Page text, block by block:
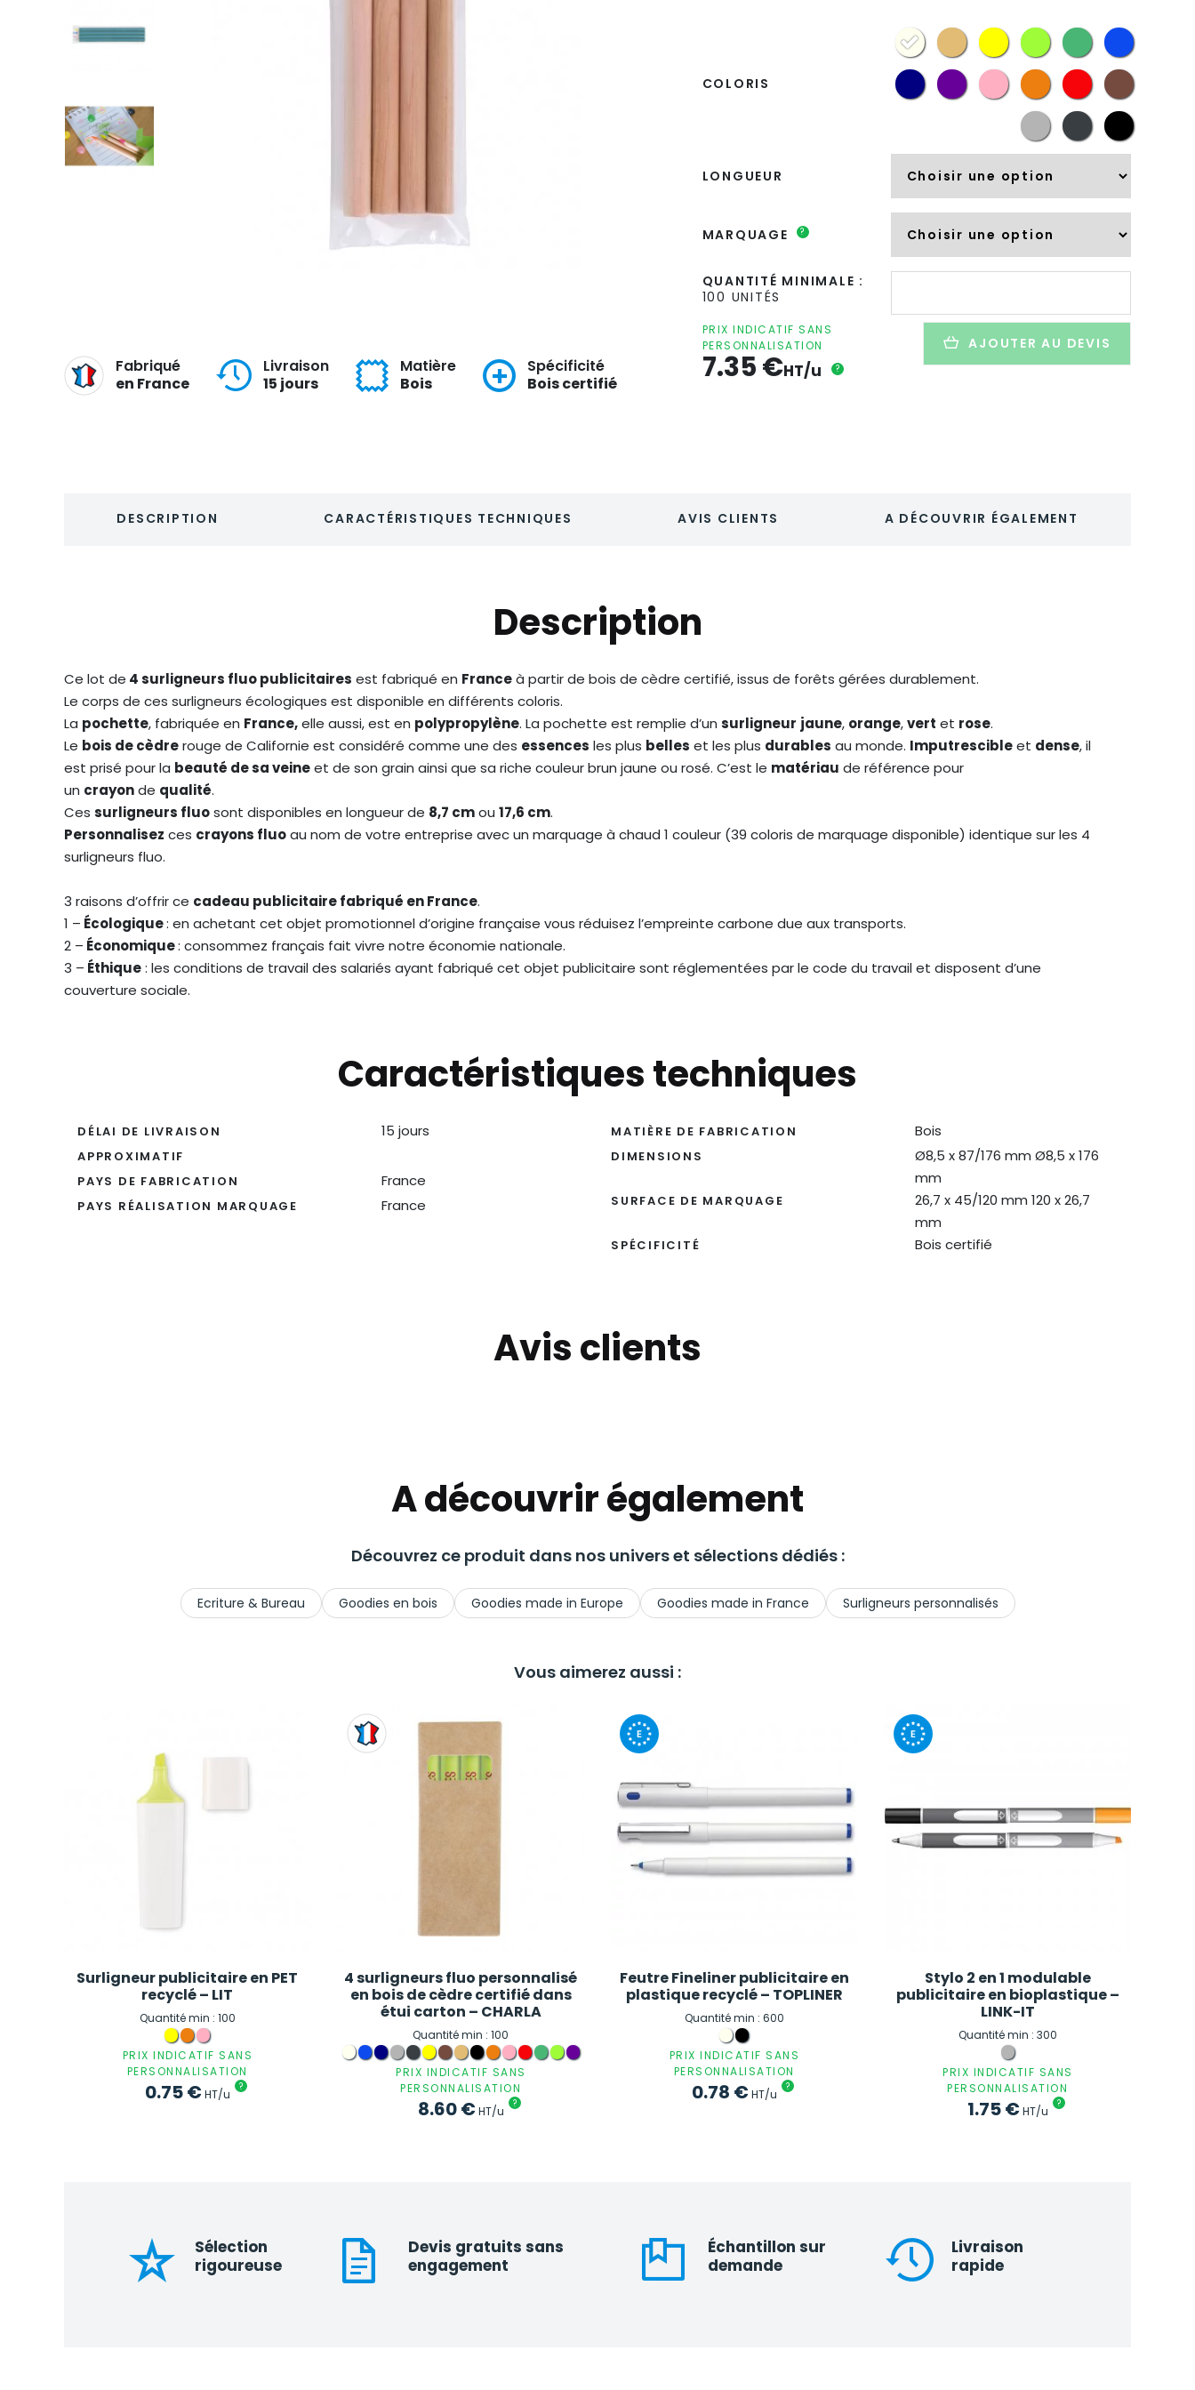
Fabriqué
en France
Livraison
15 jours
Matière
Bois
Spécificité
Bois certifié
COLORIS
LONGUEUR
MARQUAGE ?
QUANTITÉ MINIMALE :
100 UNITÉS
quantité
4
surligneurs
personnalisé
PRIX INDICATIF SANS
PERSONNALISATION
7.35€HT/u ?
AJOUTER AU DEVIS
DESCRIPTION CARACTÉRISTIQUES TECHNIQUES AVIS CLIENTS A DÉCOUVRIR ÉGALEMENT
Description
Ce lot de 4 surligneurs fluo publicitaires est fabriqué en Franceà partir de bois de cèdre certifié, issus de forêts gérées durablement.
Le corps de ces surligneurs écologiques est disponible en différents coloris.
La pochette, fabriquée en France,elle aussi, est en polypropylène. La pochette est remplie d’un surligneur jaune, orange,vert et rose.
Le bois de cèdrerouge de Californie est considéré comme une des essences les plus belles et les plus durables au monde. Imputrescibleet dense, il
est prisé pour la beauté de sa veineet de son grain ainsi que sa riche couleur brun jaune ou rosé. C’est le matériau de référence pour
un crayonde qualité.
Ces surligneurs fluosont disponibles en longueur de 8,7 cmou 17,6 cm.
Personnalisez ces crayons fluoau nom de votre entreprise avec un marquage à chaud 1 couleur (39 coloris de marquage disponible) identique sur les 4
surligneurs fluo.
3 raisons d’offrir ce cadeau publicitaire fabriqué en France.
1 – Écologique: en achetant cet objet promotionnel d’origine française vous réduisez l’empreinte carbone due aux transports.
2 – Économique: consommez français fait vivre notre économie nationale.
3 – Éthique: les conditions de travail des salariés ayant fabriqué cet objet publicitaire sont réglementées par le code du travail et disposent d’une
couverture sociale.
Caractéristiques techniques
DÉLAI DE LIVRAISON
APPROXIMATIF
15 jours
PAYS DE FABRICATION France
PAYS RÉALISATION MARQUAGE France
MATIÈRE DE FABRICATION Bois
DIMENSIONS
Ø8,5 x 87/176 mm Ø8,5 x 176
mm
SURFACE DE MARQUAGE
26,7 x 45/120 mm 120 x 26,7
mm
SPÉCIFICITÉ Bois certifié
Avis clients
A découvrir également
Découvrez ce produit dans nos univers et sélections dédiés :
Ecriture & Bureau Goodies en bois Goodies made in Europe Goodies made in France Surligneurs personnalisés
Vous aimerez aussi :
Surligneur publicitaire en PET
recyclé – LIT
Quantité min : 100
PRIX INDICATIF SANS
PERSONNALISATION
0.75€HT/u
?
4 surligneurs fluo personnalisé
en bois de cèdre certifié dans
étui carton – CHARLA
Quantité min : 100
PRIX INDICATIF SANS
PERSONNALISATION
8.60€HT/u
?
Feutre Fineliner publicitaire en
plastique recyclé – TOPLINER
Quantité min : 600
PRIX INDICATIF SANS
PERSONNALISATION
0.78 €HT/u
?
Stylo 2 en 1 modulable
publicitaire en bioplastique –
LINK-IT
Quantité min : 300
PRIX INDICATIF SANS
PERSONNALISATION
1.75€HT/u
?
Sélection
rigoureuse
Devis gratuits sans
engagement
Échantillon sur
demande
Livraison
rapide